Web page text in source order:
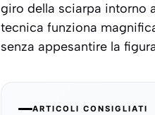
giro della sciarpa intorno
tecnica funziona
senza appesantire la
ARTICOLI CONSIGLIATI